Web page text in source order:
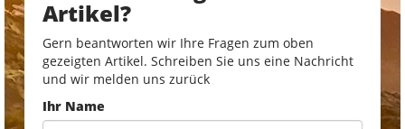
Artikel?
Gern beantworten wir Ihre Fragen zum oben
gezeigten Artikel. Schreiben Sie uns eine Nachricht
und wir melden uns zurück
Ihr Name